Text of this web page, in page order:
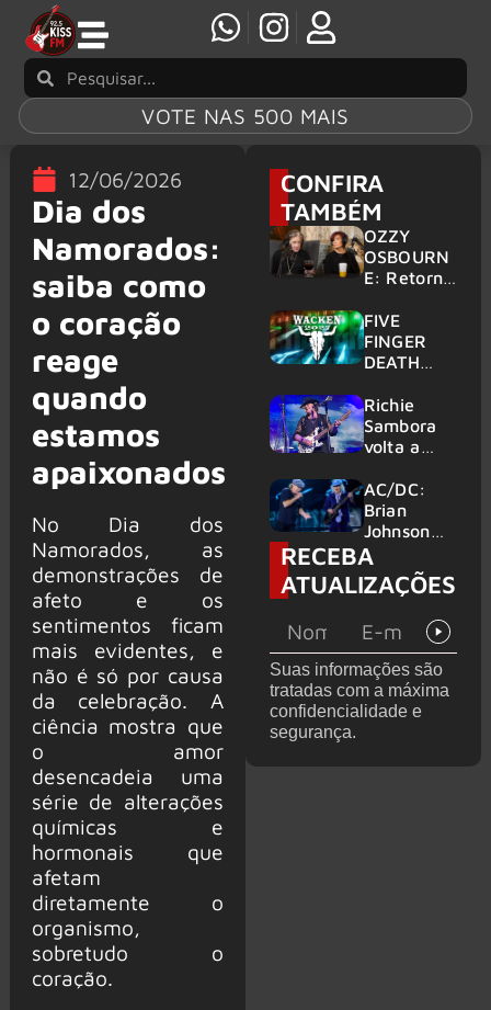
VOTE NAS 500 MAIS
12/06/2026
Dia dos
Namorados:
saiba como
o coração
reage
quando
estamos
apaixonados
No Dia dos
Namorados, as
demonstrações de
afeto e os
sentimentos ficam
mais evidentes, e
não é só por causa
da celebração. A
ciência mostra que
o amor
desencadeia uma
série de alterações
químicas e
hormonais que
afetam
diretamente o
organismo,
sobretudo o
coração.
CONFIRA
TAMBÉM
OZZY
OSBOURN
E: Retorno
em 2027 é
confirmad
o por
FIVE
FINGER
DEATH
HELLOWE
EN:
Gigantes
anunciados
no Wacken
2027
Richie
Sambora
volta a
clássicos
do Bon
Jovi com o
supergrupo
Kings of
Chaos nos
Unidos
AC/DC:
Brian
Johnson
quase é
atingido
por canhão
RECEBA
ATUALIZAÇÕES
Suas informações são
tratadas com a máxima
confidencialidade e
segurança.